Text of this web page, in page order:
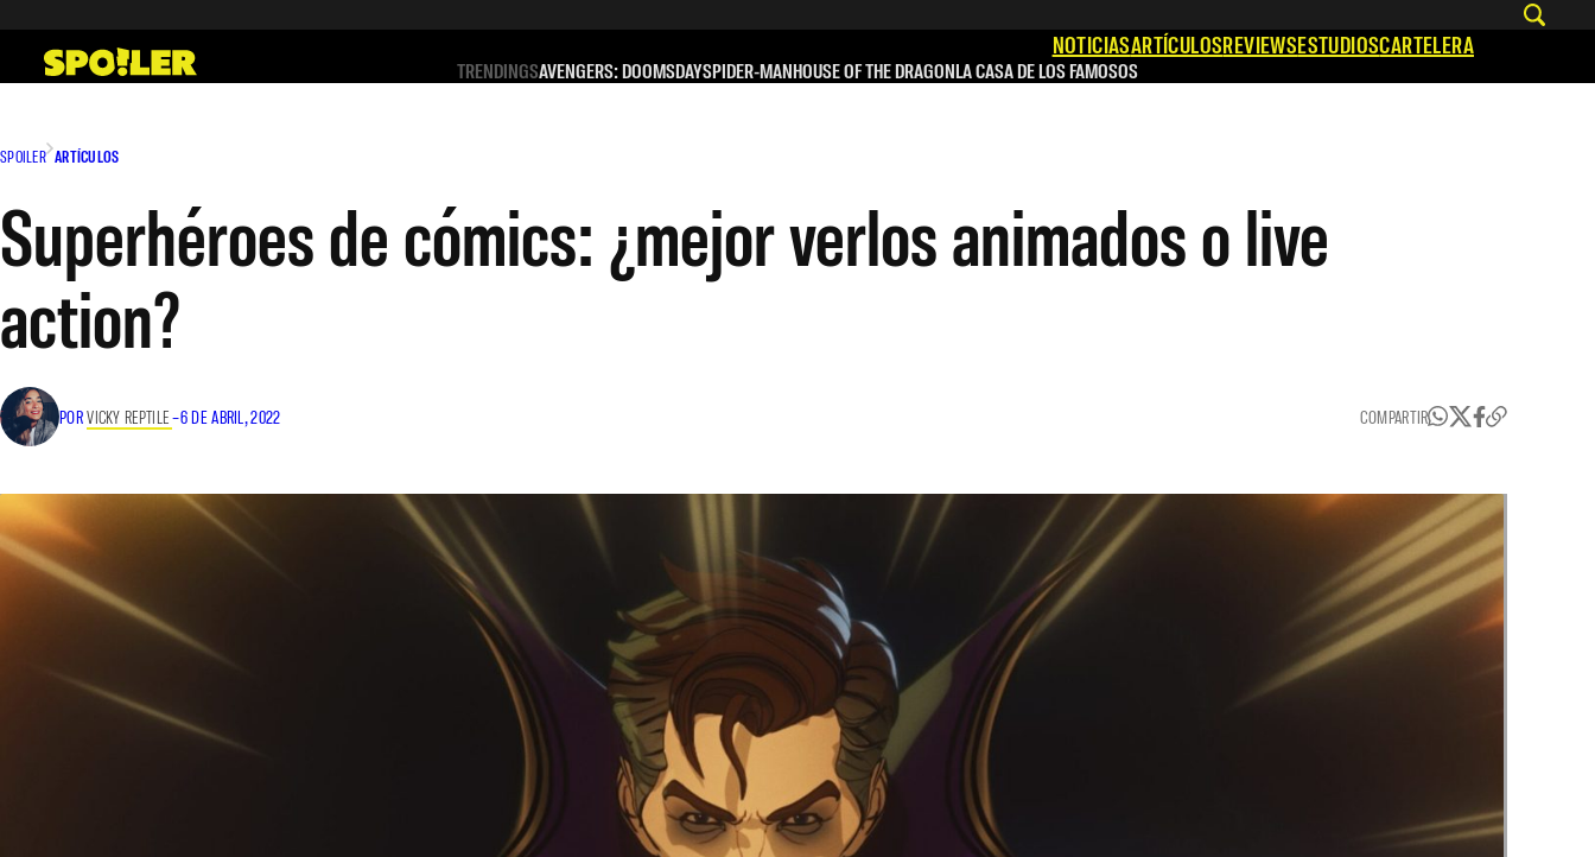
contenido
NOTICIASARTÍCULOSREVIEWSESTUDIOSCARTELERA
TRENDINGSAVENGERS: DOOMSDAYSPIDER-MANHOUSE OF THE DRAGONLA CASA DE LOS FAMOSOS
SPOILER ARTÍCULOS
Superhéroes de cómics: ¿mejor verlos animados o live
action?
PORVICKY REPTILE–6 DE ABRIL, 2022 COMPARTIR